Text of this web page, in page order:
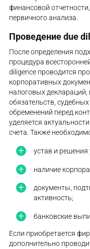
финансовой
первичного анализа.
Проведение due
После определения
процедура
diligence проводится
корпоративных
налоговых
обязательств,
обременений перед
уделяется
счета. Также
устав и решения
наличие
документы,
активность;
банковские
Если приобретается
дополнительно